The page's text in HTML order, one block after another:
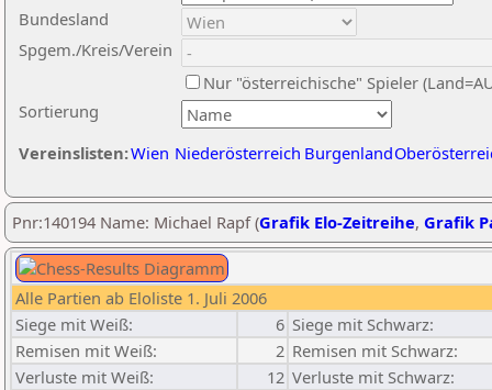
Sortierung
Bundesland
Spgem./Kreis/Verein
Nur "österreichische" Spieler
Vereinslisten:Wien Niederösterreich Burgenland
Pnr:140194 Name: Michael Rapf (Grafik Elo-Zeitreihe, Grafik
Alle Partien ab Eloliste 1. Juli 2006
Siege mit Weiß:
6 Siege mit Schwarz:
Remisen mit Weiß:
2 Remisen mit Schwarz:
Verluste mit Weiß:
12 Verluste mit Schwarz: